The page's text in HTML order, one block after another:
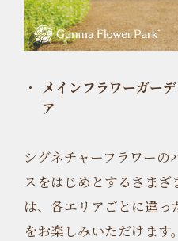
メインフラワーガー
ア
シグネチャーフラワーの
スをはじめとするさまざ
は、各エリアごとに違
をお楽しみいただけます。